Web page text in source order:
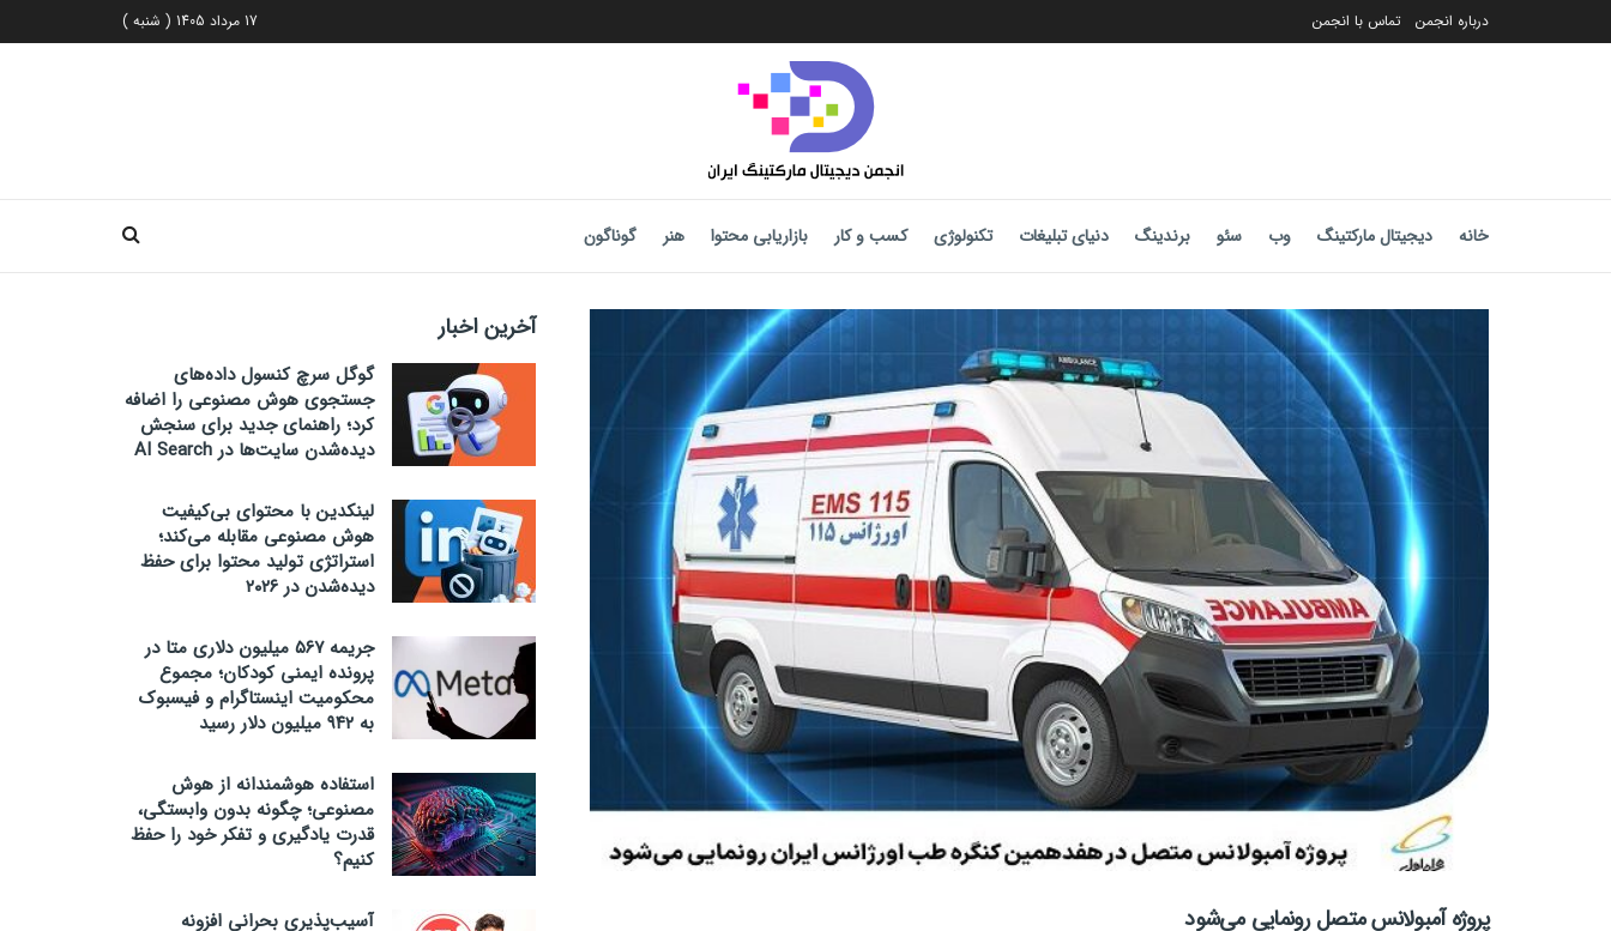
درباره انجمن تماس با انجمن 17 مرداد 1405 ( شنبه )
خانه دیجیتال مارکتینگ وب سئو برندینگ دنیای تبلیغات تکنولوژی کسب و کار بازاریابی محتوا هنر گوناگون
پروژه آمبولانس متصل رونمایی می‌شود
آخرین اخبار
گوگل سرچ کنسول داده‌های
جستجوی هوش مصنوعی را اضافه
کرد؛ راهنمای جدید برای سنجش
دیده‌شدن سایت‌ها در AI Search
لینکدین با محتوای بی‌کیفیت
هوش مصنوعی مقابله می‌کند؛
استراتژی تولید محتوا برای حفظ
دیده‌شدن در ۲۰۲۶
جریمه ۵۶۷ میلیون دلاری متا در
پرونده ایمنی کودکان؛ مجموع
محکومیت اینستاگرام و فیسبوک
به ۹۴۲ میلیون دلار رسید
استفاده هوشمندانه از هوش
مصنوعی؛ چگونه بدون وابستگی،
قدرت یادگیری و تفکر خود را حفظ
کنیم؟
آسیب‌پذیری بحرانی افزونه